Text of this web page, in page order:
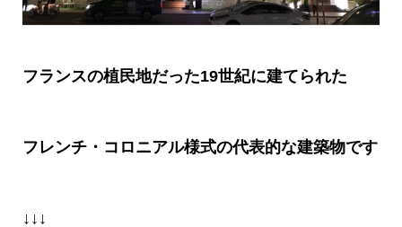
フランスの植民地だった19世紀に建てられた
フレンチ・コロニアル様式の代表的な建築物です
↓↓↓